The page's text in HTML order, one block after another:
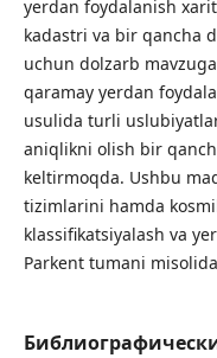
yerdan foydalanish
kadastri va bir qancha
uchun dolzarb
qaramay yerdan
usulida turli
aniqlikni olish bir
keltirmoqda. Ushbu
tizimlarini hamda
klassifikatsiyalash va
Parkent tumani